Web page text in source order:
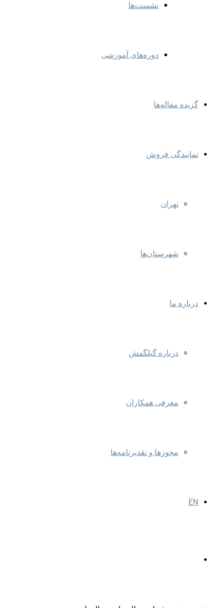
نشست‌ها
دوره‌های آموزشی
گزیده مقاله‌ها
نمایندگی‌ فروش
تهران
شهرستان‌ها
درباره ما
درباره گیلگمش
معرفی همکاران
مجوزها و تقدیرنامه‌ها
EN